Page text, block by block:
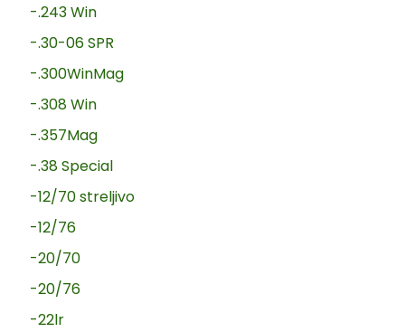
-.243 Win
-.30-06 SPR
-.300WinMag
-.308 Win
-.357Mag
-.38 Special
-12/70 streljivo
-12/76
-20/70
-20/76
-22lr